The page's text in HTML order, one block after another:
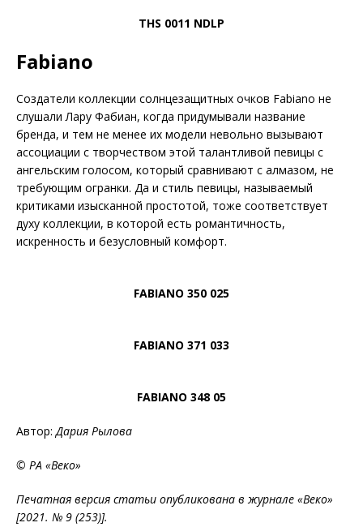
THS 0011 NDLP
Fabiano
Создатели коллекции солнцезащитных очков Fabiano не
слушали Лару Фабиан, когда придумывали название
бренда, и тем не менее их модели невольно вызывают
ассоциации с творчеством этой талантливой певицы с
ангельским голосом, который сравнивают с алмазом, не
требующим огранки. Да и стиль певицы, называемый
критиками изысканной простотой, тоже соответствует
духу коллекции, в которой есть романтичность,
искренность и безусловный комфорт.
FABIANO 350 025
FABIANO 371 033
FABIANO 348 05
Автор:Дария Рылова
© РА «Веко»
Печатная версия статьи опубликована в журнале «Веко»
[2021. № 9 (253)].